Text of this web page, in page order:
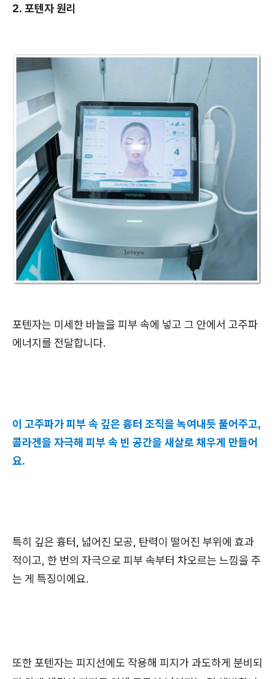
2. 포텐자 원리
포텐자는 미세한 바늘을 피부 속에 넣고 그 안에서 고주파
에너지를 전달합니다.
이 고주파가 피부 속 깊은 흉터 조직을 녹여내듯 풀어주고,
콜라겐을 자극해 피부 속 빈 공간을 새살로 채우게 만들어
요.
특히 깊은 흉터, 넓어진 모공, 탄력이 떨어진 부위에 효과
적이고, 한 번의 자극으로 피부 속부터 차오르는 느낌을 주
는 게 특징이에요.
또한 포텐자는 피지선에도 작용해 피지가 과도하게 분비되